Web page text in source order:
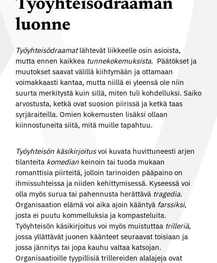
Työyhteisödraaman
luonne
Työyhteisödraamat lähtevät liikkeelle osin asioista,
mutta ennen kaikkea tunnekokemuksista. Päätökset ja
muutokset saavat välillä kiihtymään ja ottamaan
voimakkaasti kantaa, mutta niillä ei yleensä ole niin
suurta merkitystä kuin sillä, miten tuli kohdelluksi. Saiko
arvostusta, ketkä ovat suosion piirissä ja ketkä taas
syrjäraiteilla. Omien kokemusten lisäksi ollaan
kiinnostuneita siitä, mitä muille tapahtuu.
Työyhteisön käsikirjoitusvoi kuvata huvittuneesti arjen
tilanteita komedian keinoin tai tuoda mukaan
romanttisia piirteitä, jolloin tarinoiden pääpaino on
ihmissuhteissa ja niiden kehittymisessä. Kyseessä voi
olla myös surua tai pahennusta herättävä tragedia.
Organisaation elämä voi aika ajoin kääntyä farssiksi,
josta ei puutu kommelluksia ja kompasteluita.
Työyhteisön käsikirjoitus voi myös muistuttaa trilleriä,
jossa yllättävät juonen käänteet seuraavat toisiaan ja
jossa jännitys tai jopa kauhu valtaa katsojan.
Organisaatioille tyypillisiä trillereiden alalajeja ovat